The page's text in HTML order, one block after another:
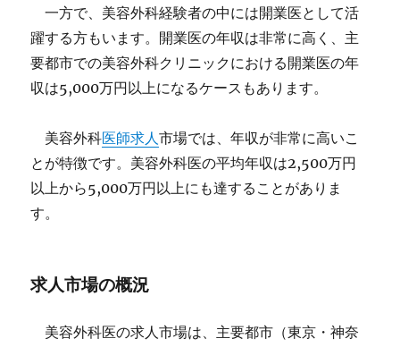
一方で、美容外科経験者の中には開業医として活
躍する方もいます。開業医の年収は非常に高く、主
要都市での美容外科クリニックにおける開業医の年
収は5,000万円以上になるケースもあります。
美容外科医師求人市場では、年収が非常に高いこ
とが特徴です。美容外科医の平均年収は2,500万円
以上から5,000万円以上にも達することがありま
す。
求人市場の概況
美容外科医の求人市場は、主要都市（東京・神奈